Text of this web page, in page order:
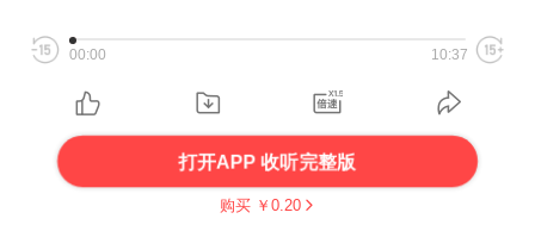
00:00 10:37
打开APP 收听完整版
购买 ￥ 0.20